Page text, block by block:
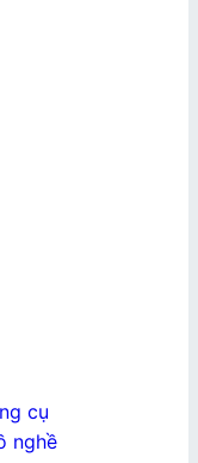
cụ
nghề